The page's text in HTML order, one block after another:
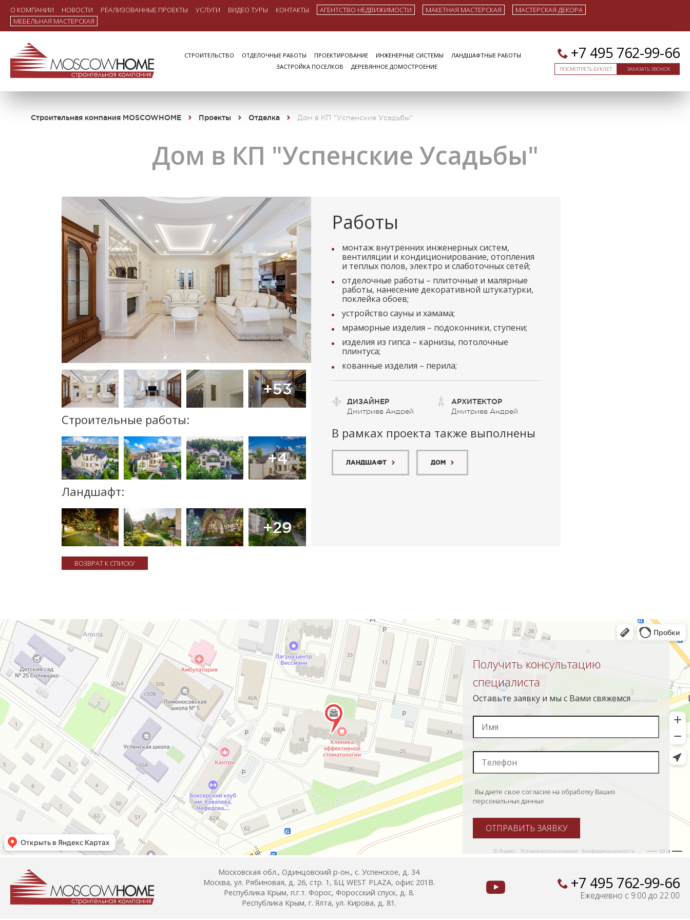
О КОМПАНИИ НОВОСТИ РЕАЛИЗОВАННЫЕ ПРОЕКТЫ УСЛУГИ ВИДЕО ТУРЫ КОНТАКТЫ АГЕНТСТВО НЕДВИЖИМОСТИ МАКЕТНАЯ МАСТЕРСКАЯ
МАСТЕРСКАЯ ДЕКОРА
МЕБЕЛЬНАЯ МАСТЕРСКАЯ
СТРОИТЕЛЬСТВО ОТДЕЛОЧНЫЕ РАБОТЫ ПРОЕКТИРОВАНИЕ ИНЖЕНЕРНЫЕ СИСТЕМЫ
ЛАНДШАФТНЫЕ РАБОТЫ
ЗАСТРОЙКА ПОСЕЛКОВ
ДЕРЕВЯННОЕ ДОМОСТРОЕНИЕ
+7 495 762-99-66
ПОСМОТРЕТЬ БУКЛЕТ ЗАКАЗАТЬ ЗВОНОК
Строительная компания MOSCOWHOME Проекты Отделка Дом в КП "Успенские Усадьбы"
Дом в КП "Успенские Усадьбы"
+53
Строительные работы:
+4
Ландшафт:
+29
Работы
монтаж внутренних инженерных систем,
вентиляции и кондиционирование, отопления
и теплых полов, электро и слаботочных сетей;
отделочные работы – плиточные и малярные
работы, нанесение декоративной штукатурки,
поклейка обоев;
устройство сауны и хамама;
мраморные изделия – подоконники, ступени;
изделия из гипса – карнизы, потолочные
плинтуса;
кованные изделия – перила;
ДИЗАЙНЕР
Дмитриев Андрей
АРХИТЕКТОР
Дмитриев Андрей
В рамках проекта также выполнены
ЛАНДШАФТ ДОМ
ВОЗВРАТ К СПИСКУ
Получить консультацию
специалиста
Оставьте заявку и мы с Вами свяжемся
Вы даете свое согласие на обработку Ваших
персональных данных
ОТПРАВИТЬ ЗАЯВКУ
Московская обл., Одинцовский р-он., с. Успенское, д. 34
Москва, ул. Рябиновая, д. 26, стр. 1, БЦ WEST PLAZA, офис 201В.
Республика Крым, п.г.т. Форос, Форосский спуск, д. 8.
Республика Крым, г. Ялта, ул. Кирова, д. 81.
+7 495 762-99-66
Ежедневно с 9:00 до 22:00